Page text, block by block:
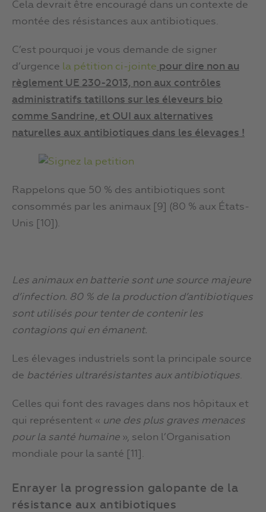
Cela devrait être encouragé dans un contexte de
montée des résistances aux antibiotiques.
C’est pourquoi je vous demande de signer
d’urgence la pétition ci-jointe pour dire non au
règlement UE 230-2013, non aux contrôles
administratifs tatillons sur les éleveurs bio
comme Sandrine, et OUI aux alternatives
naturelles aux antibiotiques dans les élevages !
Rappelons que 50 % des antibiotiques sont
consommés par les animaux [9] (80 % aux États-
Unis [10]).
Les animaux en batterie sont une source majeure
d’infection. 80 % de la production d’antibiotiques
sont utilisés pour tenter de contenir les
contagions qui en émanent.
Les élevages industriels sont la principale source
de bactéries ultrarésistantes aux antibiotiques.
Celles qui font des ravages dans nos hôpitaux et
qui représentent « une des plus graves menaces
pour la santé humaine », selon l’Organisation
mondiale pour la santé [11].
Enrayer la progression galopante de la
résistance aux antibiotiques